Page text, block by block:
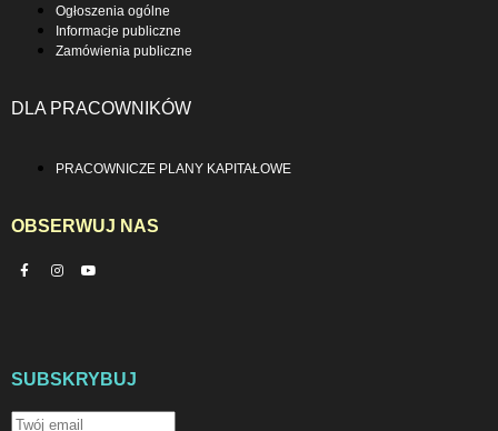
Ogłoszenia ogólne
Informacje publiczne
Zamówienia publiczne
DLA PRACOWNIKÓW
PRACOWNICZE PLANY KAPITAŁOWE
OBSERWUJ NAS
SUBSKRYBUJ